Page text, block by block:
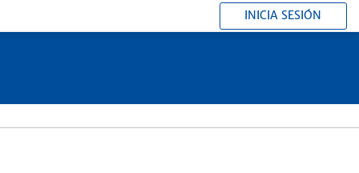
INICIA SESIÓN